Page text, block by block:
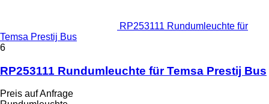
RP253111 Rundumleuchte für
Temsa Prestij Bus
6
RP253111 Rundumleuchte für Temsa Prestij Bus
Preis auf Anfrage